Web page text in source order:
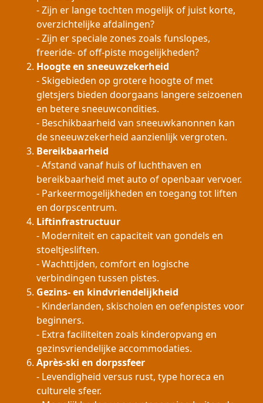
- Zijn er lange tochten mogelijk of juist korte,
overzichtelijke afdalingen?
- Zijn er speciale zones zoals funslopes,
freeride- of off-piste mogelijkheden?
Hoogte en sneeuwzekerheid
- Skigebieden op grotere hoogte of met
gletsjers bieden doorgaans langere seizoenen
en betere sneeuwcondities.
- Beschikbaarheid van sneeuwkanonnen kan
de sneeuwzekerheid aanzienlijk vergroten.
Bereikbaarheid
- Afstand vanaf huis of luchthaven en
bereikbaarheid met auto of openbaar vervoer.
- Parkeermogelijkheden en toegang tot liften
en dorpscentrum.
Liftinfrastructuur
- Moderniteit en capaciteit van gondels en
stoeltjesliften.
- Wachttijden, comfort en logische
verbindingen tussen pistes.
Gezins- en kindvriendelijkheid
- Kinderlanden, skischolen en oefenpistes voor
beginners.
- Extra faciliteiten zoals kinderopvang en
gezinsvriendelijke accommodaties.
Après-ski en dorpssfeer
- Levendigheid versus rust, type horeca en
culturele sfeer.